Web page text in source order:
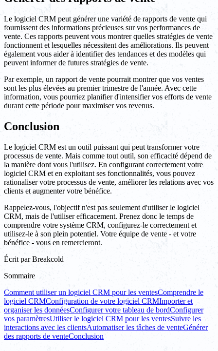
Le logiciel CRM peut générer une variété de rapports de vente qui
fournissent des informations précieuses sur vos performances de
vente. Ces rapports peuvent vous montrer quelles stratégies de vente
fonctionnent et lesquelles nécessitent des améliorations. Ils peuvent
également vous aider à identifier des tendances et des modèles qui
peuvent informer de futures stratégies de vente.
Par exemple, un rapport de vente pourrait montrer que vos ventes
sont les plus élevées au premier trimestre de l'année. Avec cette
information, vous pourriez planifier d'intensifier vos efforts de vente
durant cette période pour maximiser vos revenus.
Conclusion
Le logiciel CRM est un outil puissant qui peut transformer votre
processus de vente. Mais comme tout outil, son efficacité dépend de
la manière dont vous l'utilisez. En configurant correctement votre
logiciel CRM et en exploitant ses fonctionnalités, vous pouvez
rationaliser votre processus de vente, améliorer les relations avec vos
clients et augmenter votre bénéfice.
Rappelez-vous, l'objectif n'est pas seulement d'utiliser le logiciel
CRM, mais de l'utiliser efficacement. Prenez donc le temps de
comprendre votre système CRM, configurez-le correctement et
utilisez-le à son plein potentiel. Votre équipe de vente - et votre
bénéfice - vous en remercieront.
Écrit par Breakcold
Sommaire
Comment utiliser un logiciel CRM pour les ventesComprendre le
logiciel CRMConfiguration de votre logiciel CRMImporter et
organiser les donnéesConfigurer votre tableau de bordConfigurer
vos paramètresUtiliser le logiciel CRM pour les ventesSuivre les
interactions avec les clientsAutomatiser les tâches de venteGénérer
des rapports de venteConclusion